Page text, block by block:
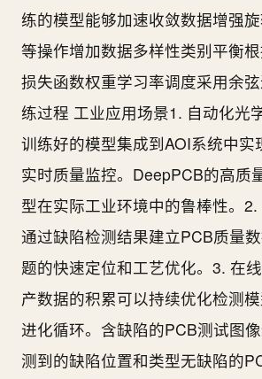
练的模型能够加速收敛数据增强
等操作增加数据多样性类别平衡
损失函数权重学习率调度采用余
练过程 工业应用场景1. 自动化光
训练好的模型集成到AOI系统中实
实时质量监控。DeepPCB的高质
型在实际工业环境中的鲁棒性。
通过缺陷检测结果建立PCB质量
题的快速定位和工艺优化。3. 在
产数据的积累可以持续优化检测
进化循环。含缺陷的PCB测试图
测到的缺陷位置和类型无缺陷的